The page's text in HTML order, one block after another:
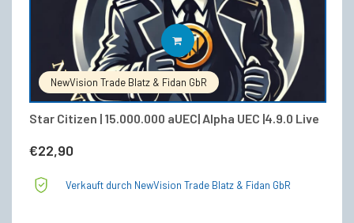
NewVision Trade Blatz & Fidan GbR
Star Citizen | 15.000.000 aUEC| Alpha UEC |4.9.0 Live
€22,90
IN DEN WARENKORB
Verkauft durch NewVision Trade Blatz & Fidan GbR